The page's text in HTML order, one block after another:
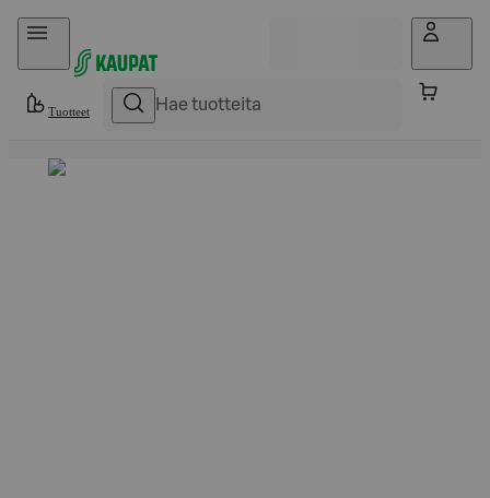
Hyppää sisältöön
Tuotteet